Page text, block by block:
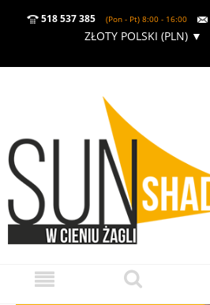
518 537 385 (Pon - Pt) 8:00 - 16:00
ZŁOTY POLSKI (PLN)▼